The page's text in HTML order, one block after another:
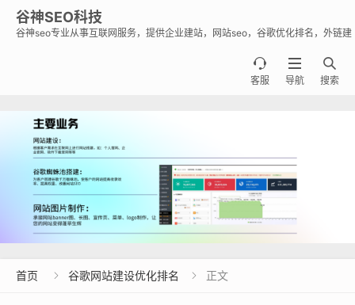
谷神SEO科技
谷神seo专业从事互联网服务，提供企业建站，网站seo，谷歌优化排名，外链建

搜索

导航

客服
首页  谷歌网站建设优化排名  正文